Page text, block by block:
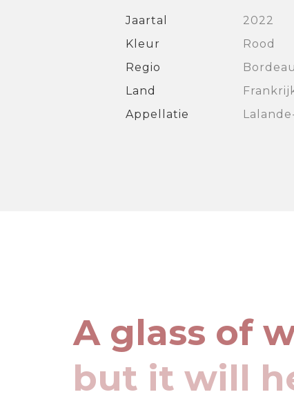
Jaartal
2022
Kleur
Rood
Regio
Land
Appellatie
A glass of
but it will